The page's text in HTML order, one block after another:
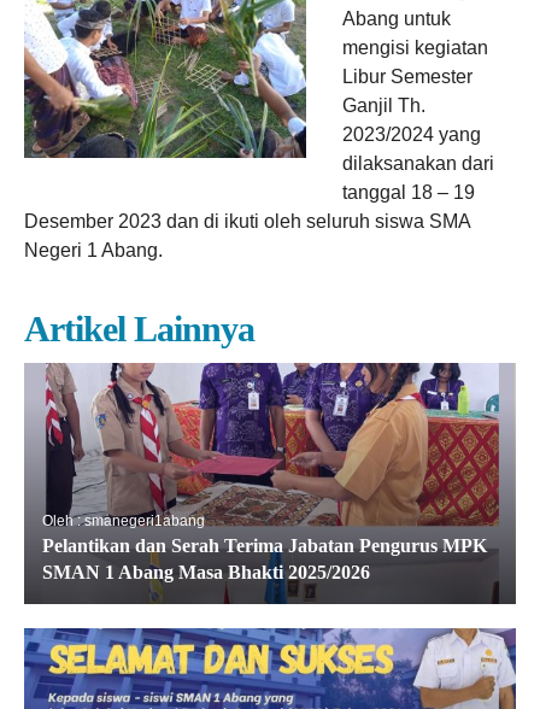
Abang untuk
mengisi kegiatan
Libur Semester
Ganjil Th.
2023/2024 yang
dilaksanakan dari
tanggal 18 – 19
Desember 2023 dan di ikuti oleh seluruh siswa SMA
Negeri 1 Abang.
Artikel Lainnya
Oleh : smanegeri1abang
Pelantikan dan Serah Terima Jabatan Pengurus MPK
SMAN 1 Abang Masa Bhakti 2025/2026